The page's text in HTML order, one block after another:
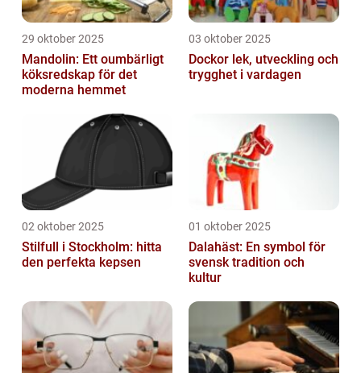
29 oktober 2025
Mandolin: Ett oumbärligt
köksredskap för det
moderna hemmet
03 oktober 2025
Dockor lek, utveckling och
trygghet i vardagen
02 oktober 2025
Stilfull i Stockholm: hitta
den perfekta kepsen
01 oktober 2025
Dalahäst: En symbol för
svensk tradition och
kultur